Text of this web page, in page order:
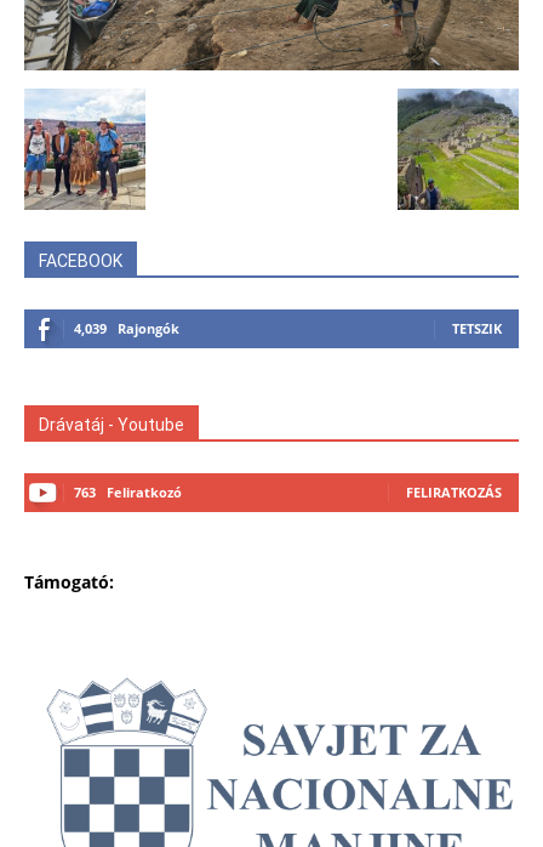
FACEBOOK
4,039 Rajongók TETSZIK
Drávatáj - Youtube
763 Feliratkozó FELIRATKOZÁS
Támogató: